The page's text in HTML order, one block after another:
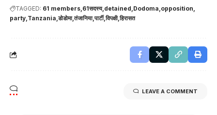
TAGGED: 61 members 61सदस्य detained Dodoma opposition
party Tanzania डोडोमा तंजानिया पार्टी विपक्षी हिरासत
LEAVE A COMMENT